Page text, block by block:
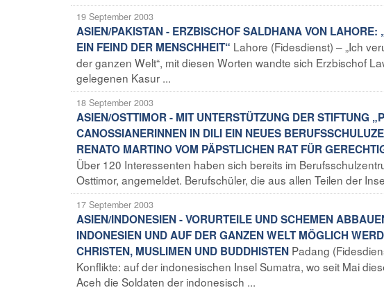
19 September 2003
ASIEN/PAKISTAN - ERZBISCHOF SALDHANA VON
EIN FEIND DER MENSCHHEIT“ Lahore (Fidesdienst) – „Ich
der ganzen Welt“, mit diesen Worten wandte sich Erzbischof
gelegenen Kasur ...
18 September 2003
ASIEN/OSTTIMOR - MIT UNTERSTÜTZUNG DER STIFTUNG
CANOSSIANERINNEN IN DILI EIN NEUES
RENATO MARTINO VOM PÄPSTLICHEN RAT FÜR
Über 120 Interessenten haben sich bereits im
Osttimor, angemeldet. Berufschüler, die aus allen Teilen der
17 September 2003
ASIEN/INDONESIEN - VORURTEILE UND SCHEMEN
INDONESIEN UND AUF DER GANZEN WELT MÖGLICH
CHRISTEN, MUSLIMEN UND BUDDHISTEN Padang
Konflikte: auf der indonesischen Insel Sumatra, wo seit Mai
Aceh die Soldaten der indonesisch ...